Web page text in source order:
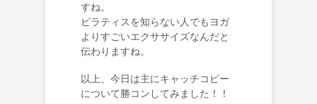
すね。
ピラティスを知らない人でもヨガ
よりすごいエクササイズなんだと
伝わりますね。
以上、今日は主にキャッチコピー
について勝コンしてみました！！